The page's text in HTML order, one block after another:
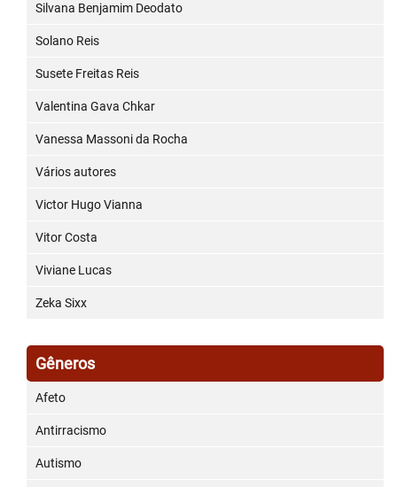
Silvana Benjamim Deodato
Solano Reis
Susete Freitas Reis
Valentina Gava Chkar
Vanessa Massoni da Rocha
Vários autores
Victor Hugo Vianna
Vitor Costa
Viviane Lucas
Zeka Sixx
Gêneros
Afeto
Antirracismo
Autismo